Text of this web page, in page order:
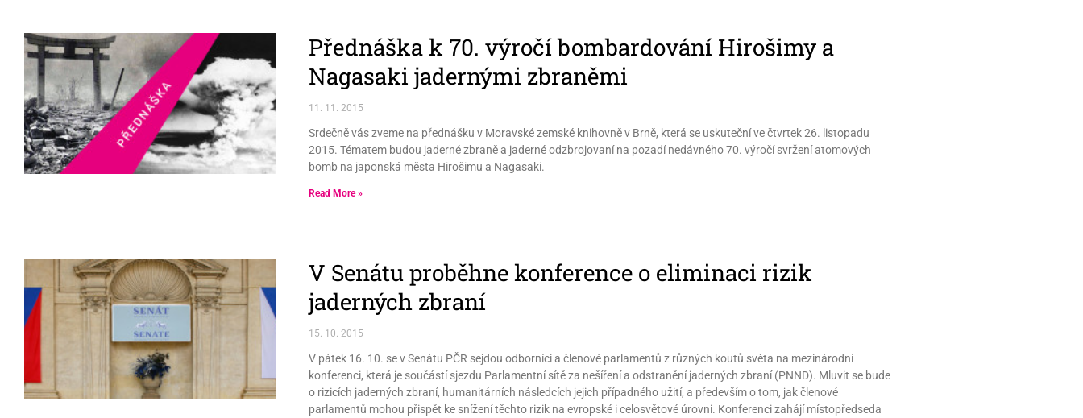
Přednáška k 70. výročí bombardování Hirošimy a
Nagasaki jadernými zbraněmi
11. 11. 2015
Srdečně vás zveme na přednášku v Moravské zemské knihovně v Brně, která se uskuteční ve čtvrtek 26. listopadu
2015. Tématem budou jaderné zbraně a jaderné odzbrojovaní na pozadí nedávného 70. výročí svržení atomových
bomb na japonská města Hirošimu a Nagasaki.
Read More »
V Senátu proběhne konference o eliminaci rizik
jaderných zbraní
15. 10. 2015
V pátek 16. 10. se v Senátu PČR sejdou odborníci a členové parlamentů z různých koutů světa na mezinárodní
konferenci, která je součástí sjezdu Parlamentní sítě za nešíření a odstranění jaderných zbraní (PNND). Mluvit se bude
o rizicích jaderných zbraní, humanitárních následcích jejich případného užití, a především o tom, jak členové
parlamentů mohou přispět ke snížení těchto rizik na evropské i celosvětové úrovni. Konferenci zahájí místopředseda